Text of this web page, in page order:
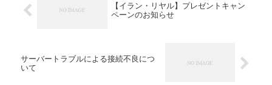
【イラン・リヤル】プレゼントキャン
ペーンのお知らせ
サーバートラブルによる接続不良につ
いて